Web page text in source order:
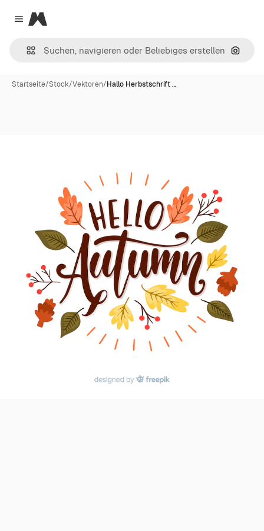
Close menu
Magnific
Nach
Startseite/Stock/Vektoren/Hallo Herbstschrift …